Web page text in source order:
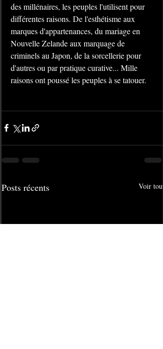
des millénaires, les peuples l'utilisent pour
différentes raisons. De l'esthétisme aux
marques d'appartenances, du mariage en
Nouvelle Zelande aux marquage de
criminels au Japon, de la sorcellerie pour
d'autres ou par pratique curative... Mille
raisons ont poussé les peuples à se tatouer.
Posts récents Voir tout